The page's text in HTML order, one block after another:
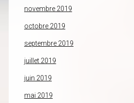
novembre 2019
octobre 2019
septembre 2019
juillet 2019
juin 2019
mai 2019